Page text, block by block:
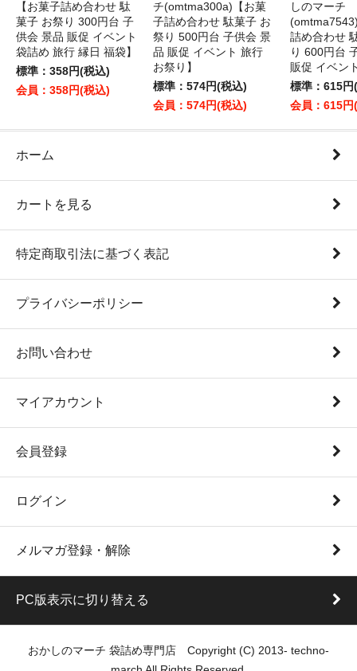
【お菓子詰め合わせ 駄
菓子 お祭り 300円台 子
供会 景品 販促 イベント
袋詰め 旅行 縁日 福袋】
標準：358円(税込)
会員：358円(税込)
チ(omtma300a)【お菓
子詰め合わせ 駄菓子 お
祭り 500円台 子供会 景
品 販促 イベント 旅行
お祭り】
標準：574円(税込)
会員：574円(税込)
しのマーチ
詰め合わせ
り 600円台
販促 イベン
標準：615円
会員：615円
ホーム
カートを見る
特定商取引法に基づく表記
プライバシーポリシー
お問い合わせ
マイアカウント
会員登録
ログイン
メルマガ登録・解除
PC版表示に切り替える
おかしのマーチ 袋詰め専門店 Copyright (C) 2013- techno-